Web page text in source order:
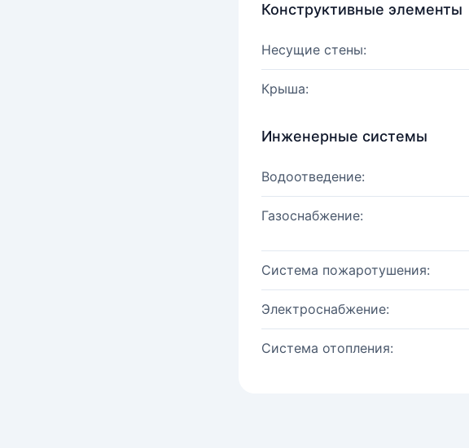
Конструктивные элементы
Несущие стены:
Крыша:
Инженерные системы
Водоотведение:
Газоснабжение:
Система пожаротушения:
Электроснабжение:
Система отопления: